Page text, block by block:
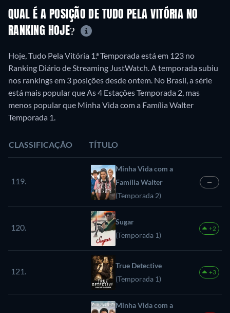
QUAL É A POSIÇÃO DE TUDO PELA VITÓRIA NO
RANKING HOJE?
Hoje, Tudo Pela Vitória 1.ª Temporada está em 123 no
Ranking Diário de Streaming JustWatch. A temporada subiu
nos rankings em 3 posições desde ontem. No Brasil, a série
está mais popular que As 4 Estações Temporada 2, mas
menos popular que Minha Vida com a Família Walter
Temporada 1.
CLASSIFICAÇÃO TÍTULO
119.
Minha Vida com a
Família Walter
(Temporada 2)
—
120.
Sugar
(Temporada 1)
+2
121.
True Detective
(Temporada 1)
+3
Minha Vida com a